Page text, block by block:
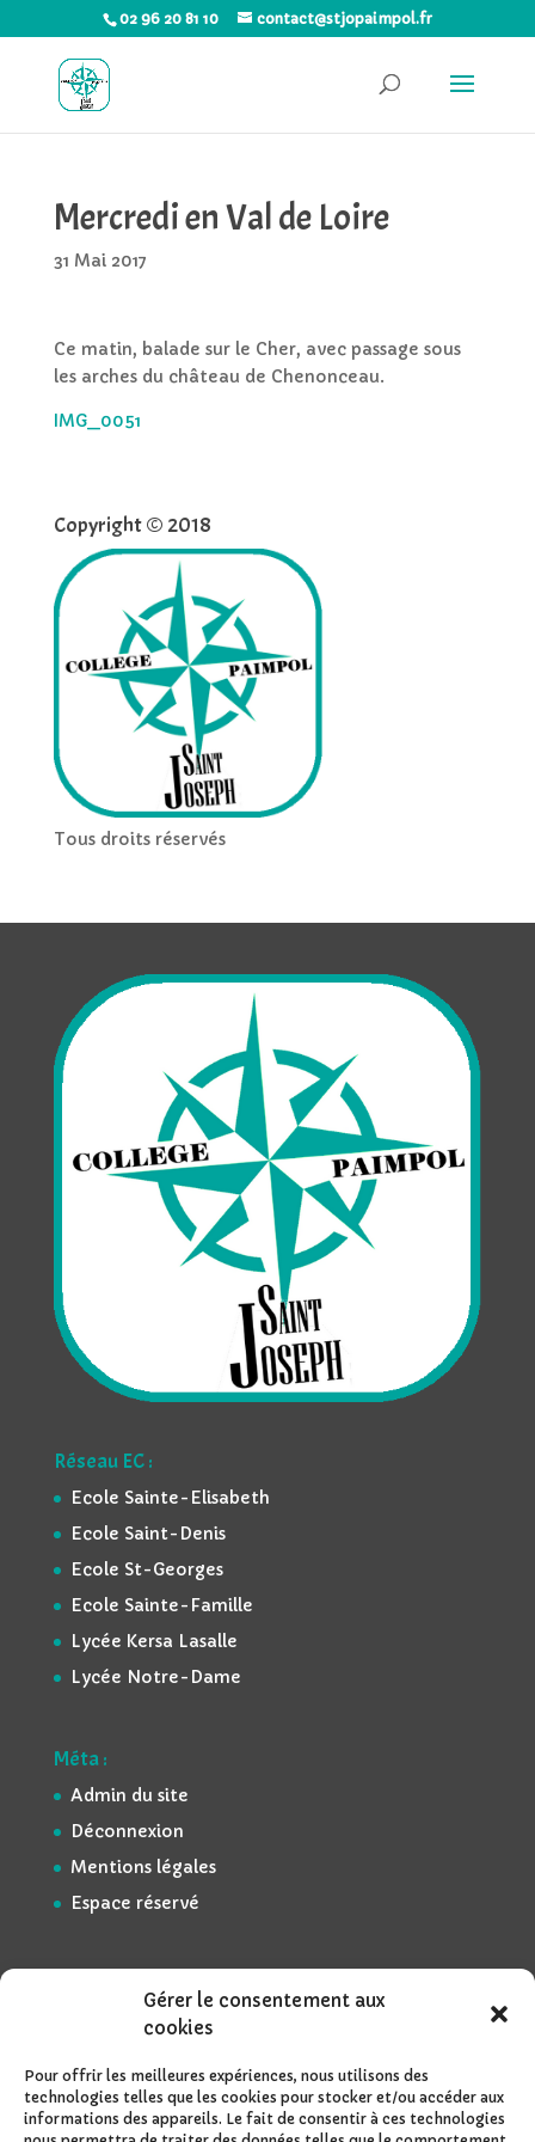
Gérer le consentement aux
cookies
Pour offrir les meilleures expériences, nous utilisons des
technologies telles que les cookies pour stocker et/ou accéder aux
informations des appareils. Le fait de consentir à ces technologies
02 96 20 81 10 contact@stjopaimpol.fr
Mercredi en Val de Loire
31 Mai 2017
Ce matin, balade sur le Cher, avec passage sous
les arches du château de Chenonceau.
IMG_0051
Copyright © 2018
Tous droits réservés
Réseau EC :
Ecole Sainte-Elisabeth
Ecole Saint-Denis
Ecole St-Georges
Ecole Sainte-Famille
Lycée Kersa Lasalle
Lycée Notre-Dame
Méta :
Admin du site
Déconnexion
Mentions légales
Espace réservé